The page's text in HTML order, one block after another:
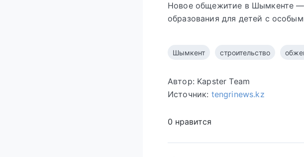
Новое общежитие в Шымкенте
образования для детей с
Шымкент строительство
Автор: Kapster Team
Источник: tengrinews.kz
0 нравится